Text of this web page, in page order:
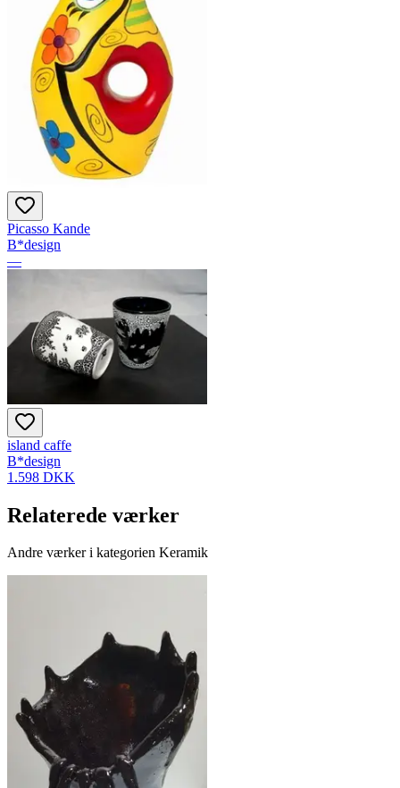
Picasso Kande
B*design
—
island caffe
B*design
1.598 DKK
Relaterede værker
Andre værker i kategorien Keramik